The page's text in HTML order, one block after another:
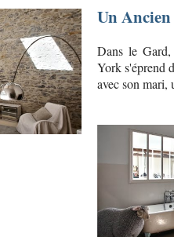
Un
Dans le
York s'éprend
avec son mari,